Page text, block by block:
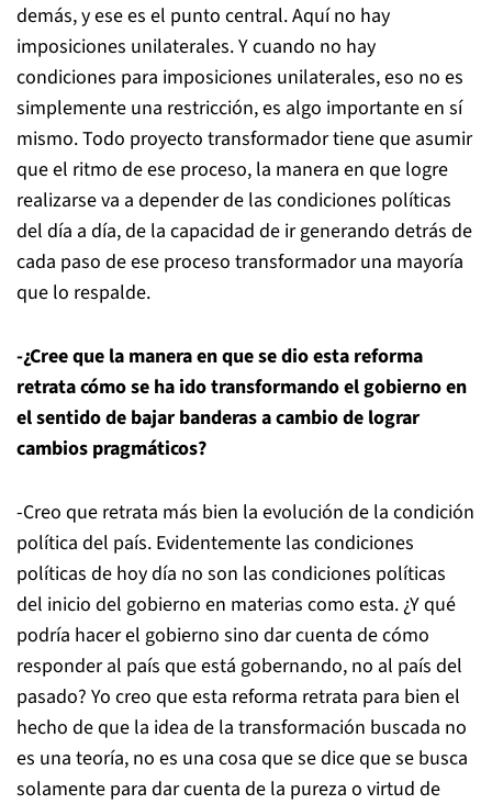
demás, y ese es el punto central. Aquí no hay
imposiciones unilaterales. Y cuando no hay
condiciones para imposiciones unilaterales, eso no es
simplemente una restricción, es algo importante en sí
mismo. Todo proyecto transformador tiene que asumir
que el ritmo de ese proceso, la manera en que logre
realizarse va a depender de las condiciones políticas
del día a día, de la capacidad de ir generando detrás de
cada paso de ese proceso transformador una mayoría
que lo respalde.
-¿Cree que la manera en que se dio esta reforma
retrata cómo se ha ido transformando el gobierno en
el sentido de bajar banderas a cambio de lograr
cambios pragmáticos?
-Creo que retrata más bien la evolución de la condición
política del país. Evidentemente las condiciones
políticas de hoy día no son las condiciones políticas
del inicio del gobierno en materias como esta. ¿Y qué
podría hacer el gobierno sino dar cuenta de cómo
responder al país que está gobernando, no al país del
pasado? Yo creo que esta reforma retrata para bien el
hecho de que la idea de la transformación buscada no
es una teoría, no es una cosa que se dice que se busca
solamente para dar cuenta de la pureza o virtud de